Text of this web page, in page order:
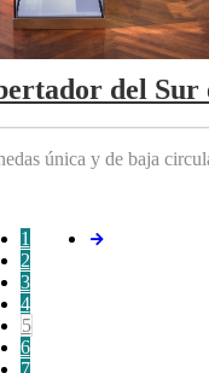
del Sur
única y de baja
1
2
3
4
5
6
7